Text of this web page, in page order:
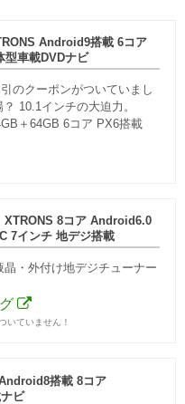
Android9搭載 6コア
型車載DVDナビ
のクーポンがついていまし
10.1インチの大迫力。
＋64GB 6コア PX6搭載
XTRONS 8コア Android6.0
7インチ 地デジ搭載
・外付け地デジチューナー
いていません！
搭載 8コア
ビ